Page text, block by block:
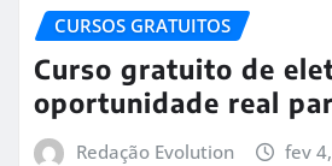
CURSOS GRATUITOS
Curso gratuito de
oportunidade real
Redação Evolution fev